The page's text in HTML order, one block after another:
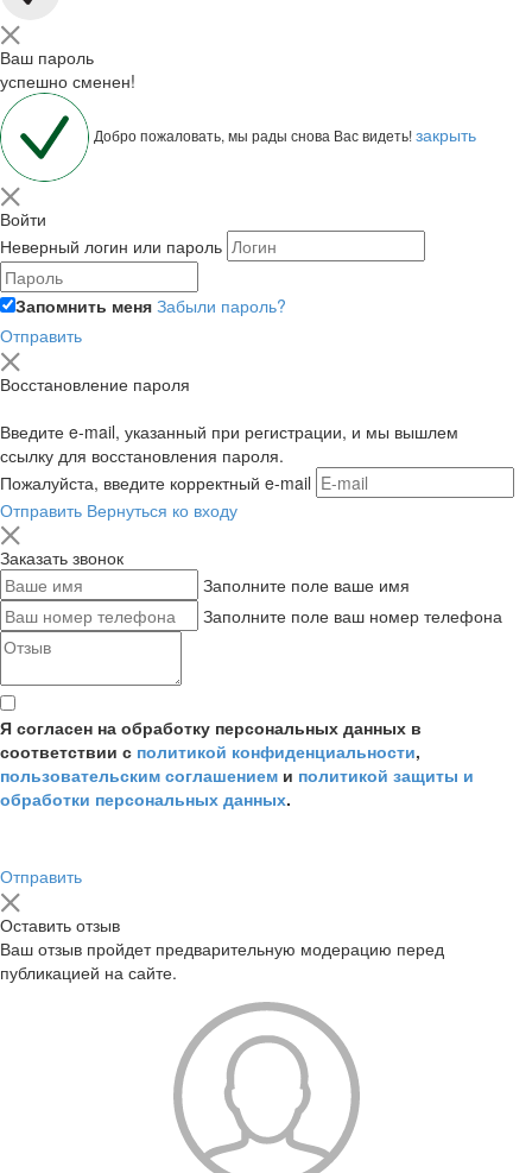
Ваш пароль
успешно сменен!
Добро пожаловать, мы рады снова Вас видеть!закрыть
Войти
Неверный логин или пароль
Запомнить меня Забыли пароль?
Отправить
Восстановление пароля
Введите e-mail, указанный при регистрации, и мы вышлем
ссылку для восстановления пароля.
Пожалуйста, введите корректный e-mail
Отправить Вернуться ко входу
Заказать звонок
Заполните поле ваше имя
Заполните поле ваш номер телефона
Я согласен на обработку персональных данных в
соответствии с политикой конфиденциальности,
пользовательским соглашением и политикой защиты и
обработки персональных данных.
Отправить
Оставить отзыв
Ваш отзыв пройдет предварительную модерацию перед
публикацией на сайте.